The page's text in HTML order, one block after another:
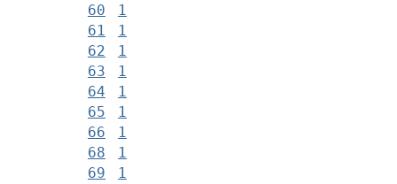
60
1
61
1
62
1
63
1
64
1
65
1
66
1
68
1
69
1